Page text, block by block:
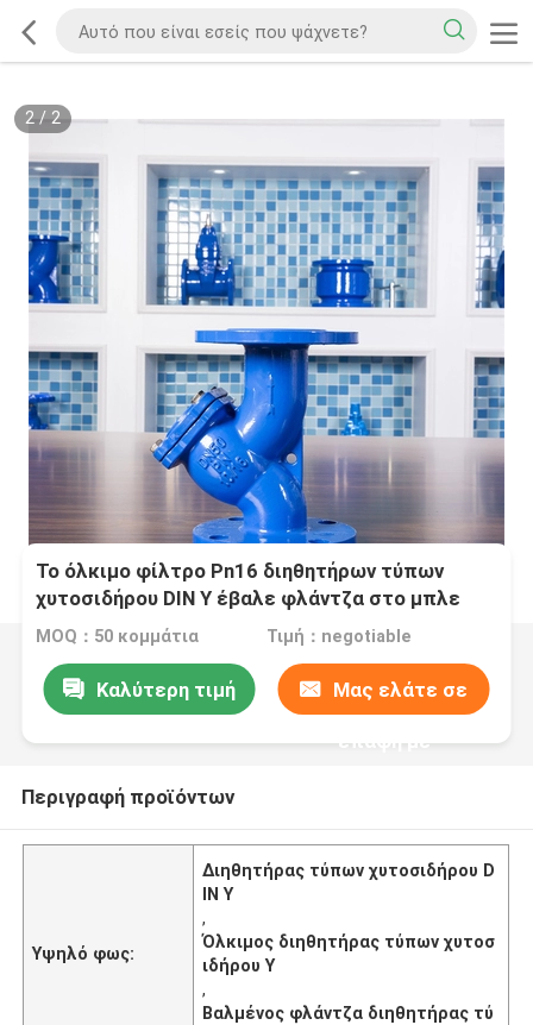
2/ 2
Το όλκιμο φίλτρο Pn16 διηθητήρων τύπων
χυτοσιδήρου DIN Υ έβαλε φλάντζα στο μπλε
πόσιμο νερό
MOQ：50 κομμάτια Τιμή：negotiable
Καλύτερη τιμή Μας ελάτε σε
επαφή με
Περιγραφή προϊόντων
Υψηλό φως:
Διηθητήρας τύπων χυτοσιδήρου D
IN Υ
,
Όλκιμος διηθητήρας τύπων χυτοσ
ιδήρου Υ
,
Βαλμένος φλάντζα διηθητήρας τύ